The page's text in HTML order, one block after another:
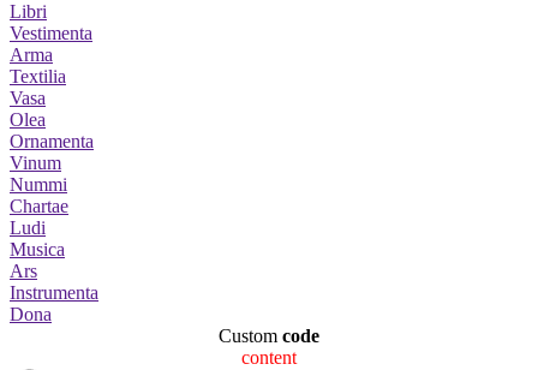
Libri
Vestimenta
Arma
Textilia
Vasa
Olea
Ornamenta
Vinum
Nummi
Chartae
Ludi
Musica
Ars
Instrumenta
Dona
Custom code
content